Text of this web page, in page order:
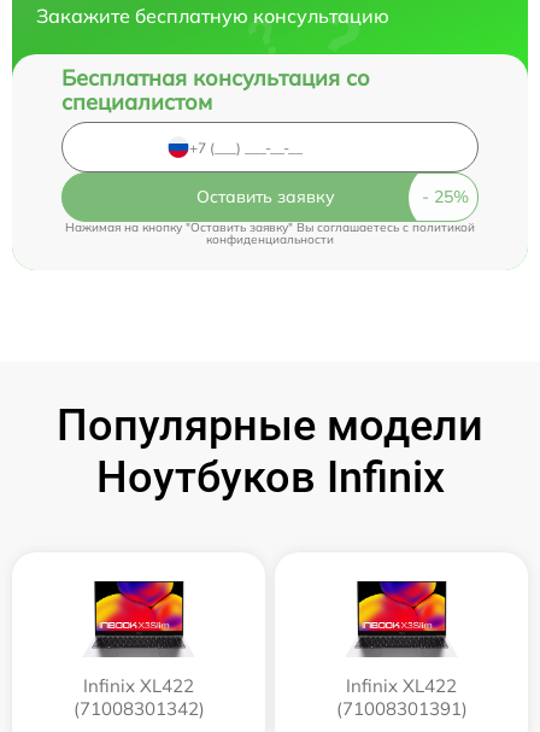
Закажите бесплатную консультацию
Бесплатная консультация со
специалистом
Оставить заявку
Нажимая на кнопку "Оставить заявку" Вы соглашаетесь c политикой
конфиденциальности
Популярные модели
Ноутбуков Infinix
Infinix XL422
(71008301342)
Infinix XL422
(71008301391)